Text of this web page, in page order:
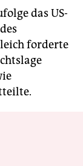
das US-
forderte